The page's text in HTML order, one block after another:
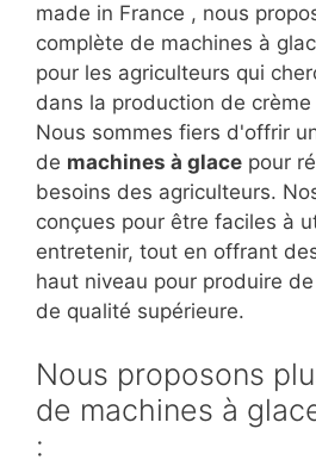
made in France , nous
complète de machines à
pour les agriculteurs qui
dans la production de
Nous sommes fiers d'offrir
de machines à glace pour
besoins des agriculteurs.
conçues pour être faciles à
entretenir, tout en offrant
haut niveau pour produire
de qualité supérieure.
Nous proposons
de machines à
: